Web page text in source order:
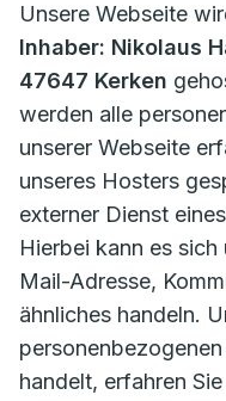
Unsere Webseite
Inhaber: Nikolaus
47647 Kerken
werden alle
unserer Webseite
unseres Hosters
externer Dienst
Hierbei kann es
Mail-Adresse,
ähnliches handeln.
handelt, erfahren